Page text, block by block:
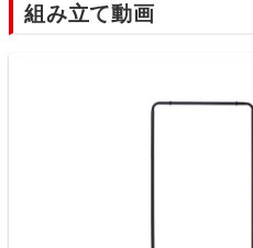
組み立て動画